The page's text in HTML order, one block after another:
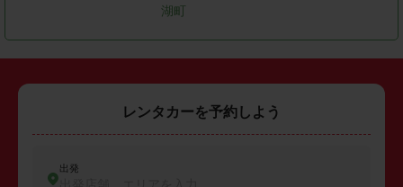
湖町
レンタカーを予約しよう
出発